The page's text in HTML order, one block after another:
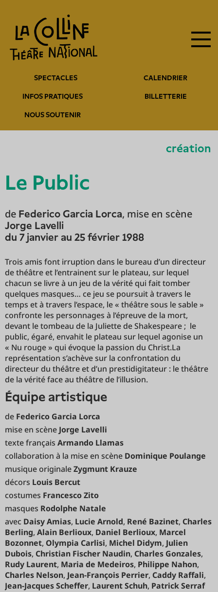
contenu
principal
entête
SPECTACLES CALENDRIER
INFOS PRATIQUES BILLETTERIE
NOUS SOUTENIR
principale
création
Le Public
de Federico Garcia Lorca, mise en scène
Jorge Lavelli
du 7 janvier au 25 février 1988
Trois amis font irruption dans le bureau d’un directeur
de théâtre et l’entrainent sur le plateau, sur lequel
chacun se livre à un jeu de la vérité qui fait tomber
quelques masques… ce jeu se poursuit à travers le
temps et à travers l’espace, le « théâtre sous le sable »
confronte les personnages à l’épreuve de la mort,
devant le tombeau de la Juliette de Shakespeare ; le
public, égaré, envahit le plateau sur lequel agonise un
« Nu rouge » qui évoque la passion du Christ.La
représentation s’achève sur la confrontation du
directeur du théâtre et d’un prestidigitateur : le théâtre
de la vérité face au théâtre de l’illusion.
équipe artistique
de Federico Garcia Lorca
mise en scène Jorge Lavelli
texte français Armando Llamas
collaboration à la mise en scène Dominique Poulange
musique originaleZygmunt Krauze
décors Louis Bercut
costumes Francesco Zito
masques Rodolphe Natale
avec Daisy Amias, Lucie Arnold, René Bazinet, Charles
Berling, Alain Berlioux, Daniel Berlioux, Marcel
Bozonnet, Olympia Carlisi, Michel Didym, Julien
Dubois, Christian Fischer Naudin, Charles Gonzales,
Rudy Laurent, Maria de Medeiros, Philippe Nahon,
Charles Nelson, Jean-François Perrier, Caddy Raffali,
Jean-Jacques Scheffer, Laurent Schuh, Patrick Serraf